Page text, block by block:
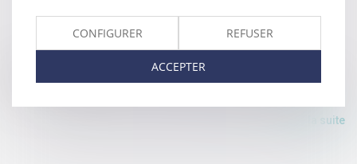
Bail de réhabilitation : lancement de l’expérimentation
Lire la suite
CONFIGURER REFUSER
ACCEPTER